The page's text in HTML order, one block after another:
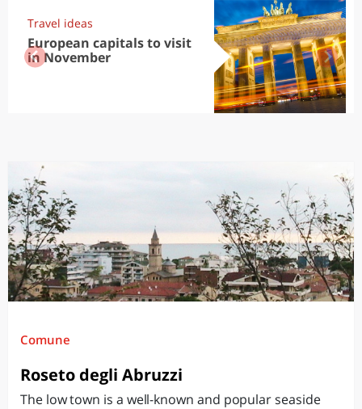
Travel ideas
European capitals to visit
in November
Comune
Roseto degli Abruzzi
The low town is a well-known and popular seaside